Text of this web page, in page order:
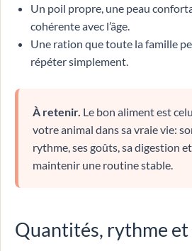
Un poil propre, une peau
cohérente avec l’âge.
Une ration que toute la famille
répéter simplement.
À retenir. Le bon aliment est
votre animal dans sa vraie vie:
rythme, ses goûts, sa digestion
maintenir une routine stable.
Quantités, rythme